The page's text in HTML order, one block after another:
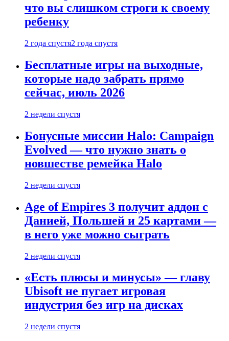
что вы слишком строги к своему
ребенку
2 года спустя2 года спустя
Бесплатные игры на выходные,
которые надо забрать прямо
сейчас, июль 2026
2 недели спустя
Бонусные миссии Halo: Campaign
Evolved — что нужно знать о
новшестве ремейка Halo
2 недели спустя
Age of Empires 3 получит аддон с
Данией, Польшей и 25 картами —
в него уже можно сыграть
2 недели спустя
«Есть плюсы и минусы» — главу
Ubisoft не пугает игровая
индустрия без игр на дисках
2 недели спустя